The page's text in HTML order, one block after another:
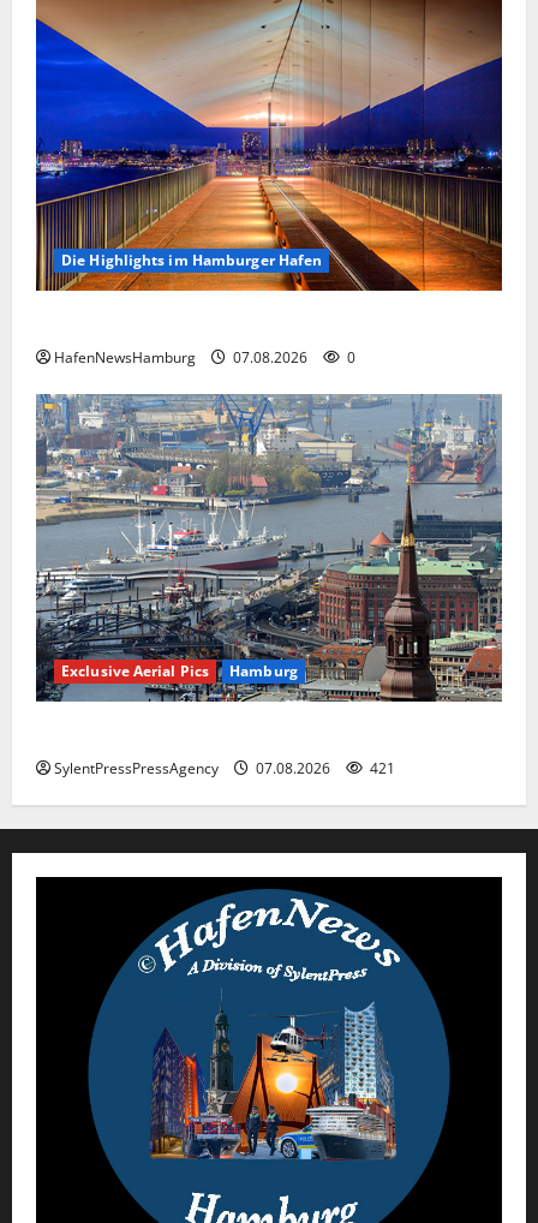
Die Highlights im Hamburger Hafen
HafenNewsHamburg 07.08.2026 0
Exclusive Aerial Pics Hamburg
SylentPressPressAgency 07.08.2026 421